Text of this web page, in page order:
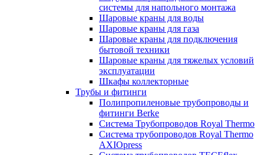
системы для напольного монтажа
Шаровые краны для воды
Шаровые краны для газа
Шаровые краны для подключения
бытовой техники
Шаровые краны для тяжелых условий
эксплуатации
Шкафы коллекторные
Трубы и фитинги
Полипропиленовые трубопроводы и
фитинги Berke
Система Трубопроводов Royal Thermo
Система трубопроводов Royal Thermo
AXIOpress